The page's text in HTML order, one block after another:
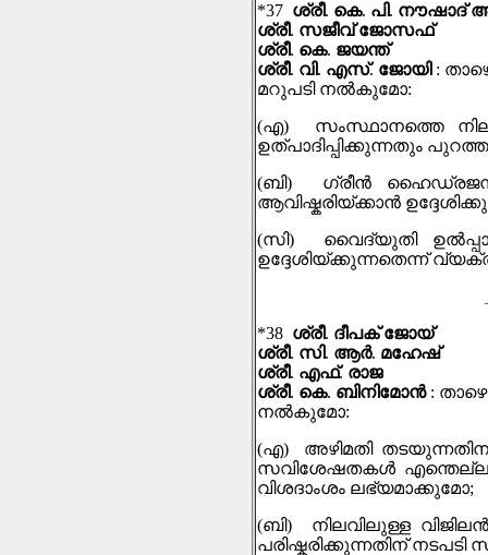
*37 ശ്രീ. കെ. പി. നൗഷാദ്
ശ്രീ. സജീവ് ജോസഫ്
ശ്രീ. കെ. ജയന്ത്
ശ്രീ. വി. എസ്. ജോയി :
മറുപടി നല്‍കുമോ:
(എ) സംസ്ഥാനത്തെ
ഉത്പാദിപ്പിക്കുന്നതും
(ബി) ഗ്രീൻ
ആവിഷ്കരിയ്ക്കാൻ
(സി) വൈദ്യുതി
ഉദ്ദേശിയ്ക്കുന്നതെന്ന്
*38 ശ്രീ. ദീപക് ജോയ്
ശ്രീ. സി. ആര്‍. മഹേഷ്
ശ്രീ. എഫ്. രാജ
ശ്രീ. കെ. ബിനിമോൻ :
നല്‍കുമോ:
(എ) അഴിമതി
സവിശേഷതകള്‍
വിശദാംശം ലഭ്യമാക്കുമോ;
(ബി) നിലവിലുള്ള
പരിഷ്കരിക്കുന്നതിന് നടപടി